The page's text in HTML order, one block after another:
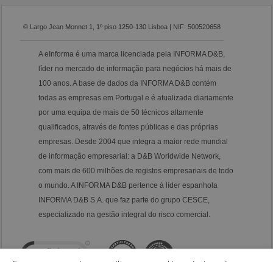
© Largo Jean Monnet 1, 1º piso 1250-130 Lisboa | NIF: 500520658
A eInforma é uma marca licenciada pela INFORMA D&B,
líder no mercado de informação para negócios há mais de
100 anos. A base de dados da INFORMA D&B contém
todas as empresas em Portugal e é atualizada diariamente
por uma equipa de mais de 50 técnicos altamente
qualificados, através de fontes públicas e das próprias
empresas. Desde 2004 que integra a maior rede mundial
de informação empresarial: a D&B Worldwide Network,
com mais de 600 milhões de registos empresariais de todo
o mundo. A INFORMA D&B pertence à líder espanhola
INFORMA D&B S.A. que faz parte do grupo CESCE,
especializado na gestão integral do risco comercial.